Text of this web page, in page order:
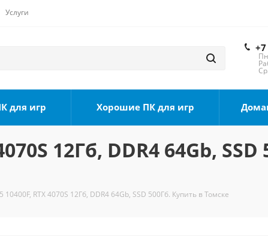
Услуги
для игр Хорошие ПК для игр
12Гб, DDR4 64Gb,
RTX 4070S 12Гб, DDR4 64Gb, SSD 500Гб. Купить в Томске